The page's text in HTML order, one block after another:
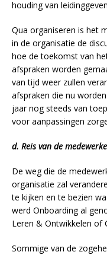
houding van
Qua organiseren is het
in de organisatie de
hoe de toekomst van
afspraken worden
van tijd weer zullen
afspraken die nu
jaar nog steeds van
voor aanpassingen
d. Reis van de
De weg die de
organisatie zal
te kijken en te bezien
werd Onboarding al
Leren & Ontwikkelen of
Sommige van de